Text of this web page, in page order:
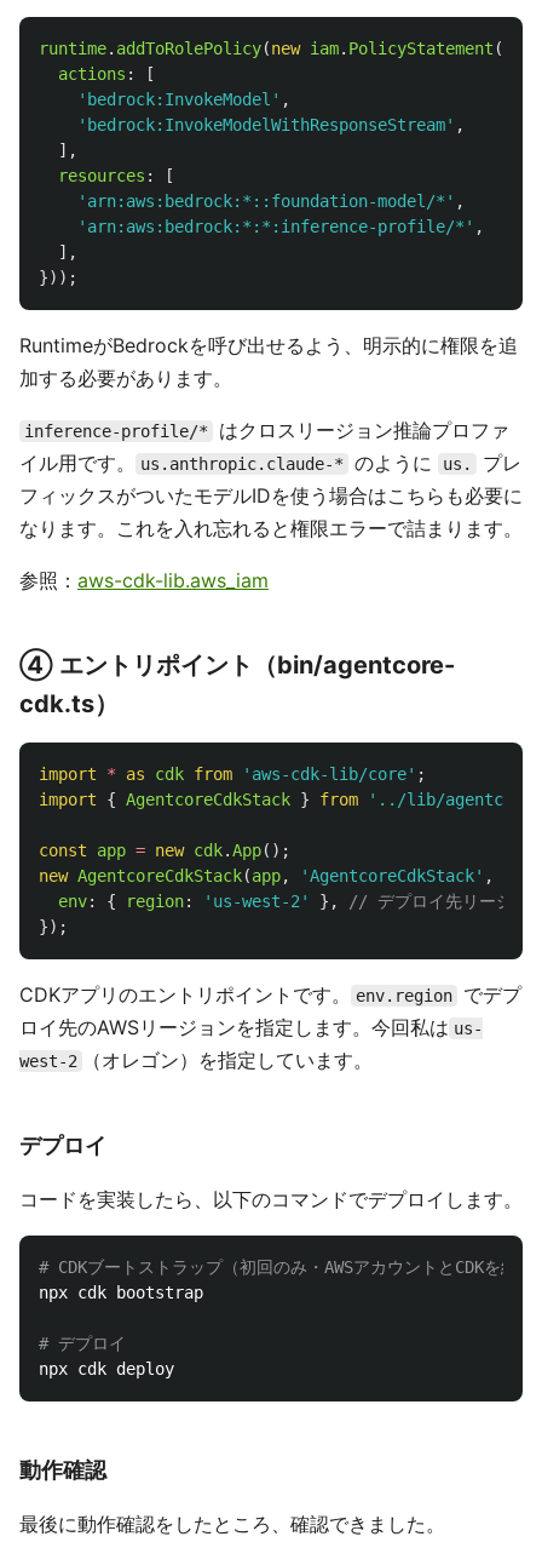
runtime. addToRolePolicy(new iam. PolicyStatement ({
actions :
[
' bedrock:InvokeModel ' ,
' bedrock:InvokeModelWithResponseStream' ,
],
resources :
[
' arn:aws:bedrock:*::foundation-model/* ' ,
' arn:aws:bedrock:*:*:inference-profile/* ' ,
],
}));
RuntimeがBedrockを呼び出せるよう、明示的に権限を追
加する必要があります。
inference-profile/*
はクロスリージョン推論プロファ
イル用です。
us.anthropic.claude-* のように us.
プレ
フィックスがついたモデルIDを使う場合はこちらも必要に
なります。これを入れ忘れると権限エラーで詰まります。
参照： aws-cdk-lib.aws_iam
④ エントリポイント（bin/agentcore-
cdk.ts）
import * as cdk from ' aws-cdk-lib/core' ;
import
{ AgentcoreCdkStack } from ' ../lib/agentcore-
const app = new cdk.App();
new AgentcoreCdkStack(app, 'AgentcoreCdkStack' ,
env: { region: ' us-west-2 ' },
// デプロイ先リージョ
});
CDKアプリのエントリポイントです。 env.region
でデプ
ロイ先のAWSリージョンを指定します。今回私は us-
west-2
（オレゴン）を指定しています。
デプロイ
コードを実装したら、以下のコマンドでデプロイします。
# CDKブートストラップ（初回のみ・AWSアカウントとCDKを紐付
npx cdk bootstrap
# デプロイ
動作確認
最後に動作確認をしたところ、確認できました。